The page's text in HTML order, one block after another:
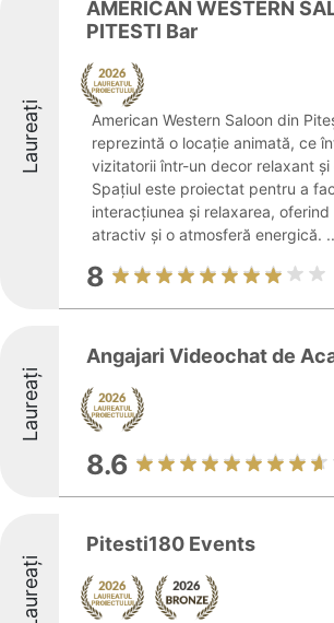
Laureați
AMERICAN WESTERN
PITESTI Bar
American Western Saloon din
reprezintă o locație animată, ce
vizitatorii într-un decor relaxant și
Spațiul este proiectat pentru a
interacțiunea și relaxarea, oferind
atractiv și o atmosferă energică.
8
Laureați
Angajari Videochat de
8.6
Laureați
Pitesti180 Events